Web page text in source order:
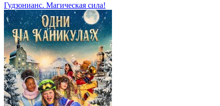
Гудзонианс. Магическая сила!